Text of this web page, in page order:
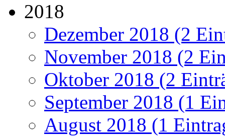
2018
Dezember 2018 (2
November 2018 (2
Oktober 2018 (2
September 2018 (1
August 2018 (1